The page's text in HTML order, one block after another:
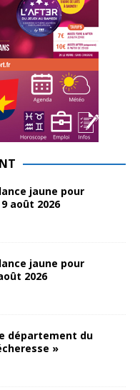
jaune pour
août 2026
jaune pour
2026
département du
»